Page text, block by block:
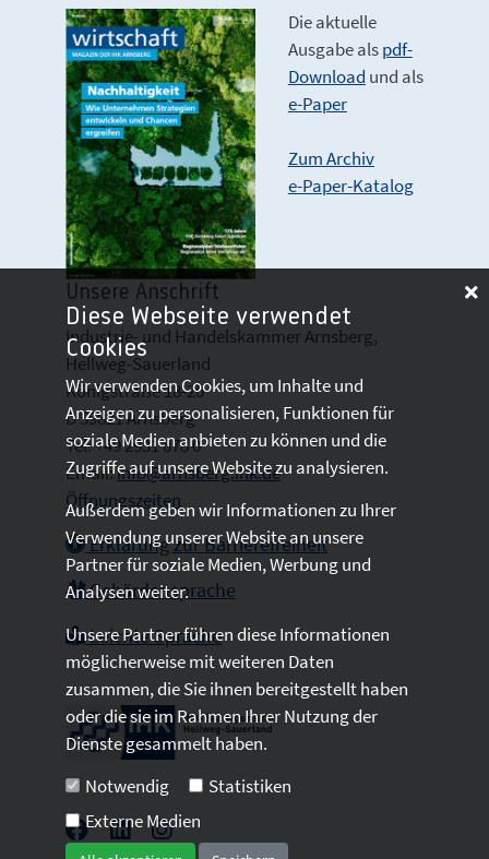
Die aktuelle
Ausgabe alspdf-
Download und als
e-Paper
Zum Archiv
e-Paper-Katalog
Unsere Anschrift
Industrie- und Handelskammer Arnsberg,
Hellweg-Sauerland
Königstraße 18-20
D 59821 Arnsberg
Tel: +49 2931 878 0
Email:info@arnsberg.ihk.de
Öffnungszeiten
Erklärung zur Barrierefreiheit
Gebärdensprache
Leichte Sprache
Diese Webseite verwendet
Cookies
Wir verwenden Cookies, um Inhalte und
Anzeigen zu personalisieren, Funktionen für
soziale Medien anbieten zu können und die
Zugriffe auf unsere Website zu analysieren.
Außerdem geben wir Informationen zu Ihrer
Verwendung unserer Website an unsere
Partner für soziale Medien, Werbung und
Analysen weiter.
Unsere Partner führen diese Informationen
möglicherweise mit weiteren Daten
zusammen, die Sie ihnen bereitgestellt haben
oder die sie im Rahmen Ihrer Nutzung der
Dienste gesammelt haben.
Notwendig
Statistiken
Externe Medien